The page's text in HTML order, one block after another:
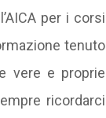
per i corsi
tenuto
vere e proprie
ricordarci